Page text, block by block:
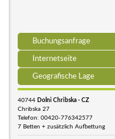
Buchungsanfrage
Internetseite
Geografische Lage
40744 Dolni Chribska - CZ
Chribska 27
Telefon: 00420-776342577
7 Betten + zusätzlich Aufbettung